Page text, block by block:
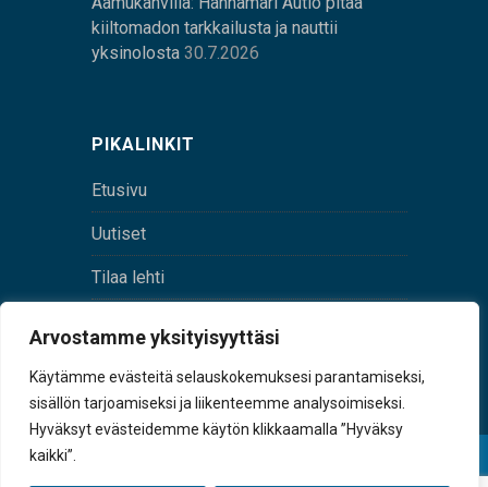
Arvostamme yksityisyyttäsi
Käytämme evästeitä selauskokemuksesi parantamiseksi,
sisällön tarjoamiseksi ja liikenteemme analysoimiseksi.
Hyväksyt evästeidemme käytön klikkaamalla ”Hyväksy
kaikki”.
kiiltomadon tarkkailusta ja nauttii
yksinolosta 30.7.2026
PIKALINKIT
Etusivu
Uutiset
Tilaa lehti